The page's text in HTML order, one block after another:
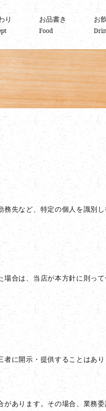
り お品書き
Food
お
先など、特定の個人を識別
合は、当店が本方針に則っ
に開示・提供することはあり
あります。その場合、業務